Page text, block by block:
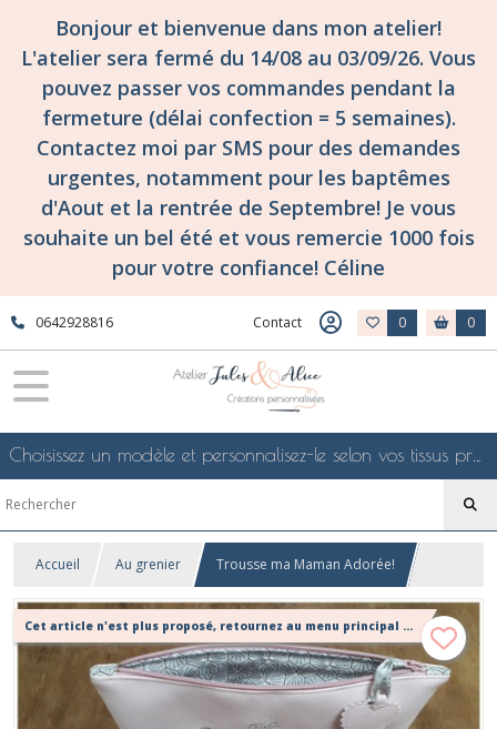
Bonjour et bienvenue dans mon atelier!
L'atelier sera fermé du 14/08 au 03/09/26. Vous
pouvez passer vos commandes pendant la
fermeture (délai confection = 5 semaines).
Contactez moi par SMS pour des demandes
urgentes, notamment pour les baptêmes
d'Aout et la rentrée de Septembre! Je vous
souhaite un bel été et vous remercie 1000 fois
pour votre confiance! Céline
0642928816 Contact 0 0
Choisissez un modèle et personnalisez-le selon vos tissus préférés de mes collections en ligne, je le confectionnerai selon vos souhaits
Accueil Au grenier Trousse ma Maman Adorée!
Cet article n'est plus proposé, retournez au menu principal ou contactez moi!